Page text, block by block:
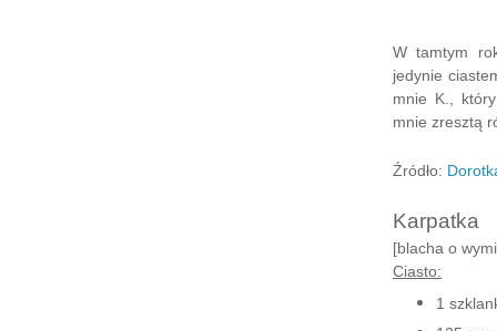
W tamtym
jedynie
mnie K.,
mnie zresztą
Źródło:
Karpatka
[blacha o
Ciasto:
1